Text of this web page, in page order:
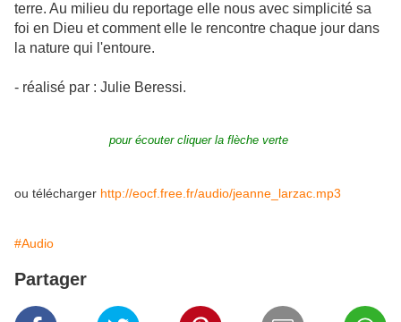
terre. Au milieu du reportage elle nous avec simplicité sa
foi en Dieu et comment elle le rencontre chaque jour dans
la nature qui l'entoure.
- réalisé par : Julie Beressi.
pour écouter cliquer la flèche verte
ou télécharger http://eocf.free.fr/audio/jeanne_larzac.mp3
#Audio
Partager